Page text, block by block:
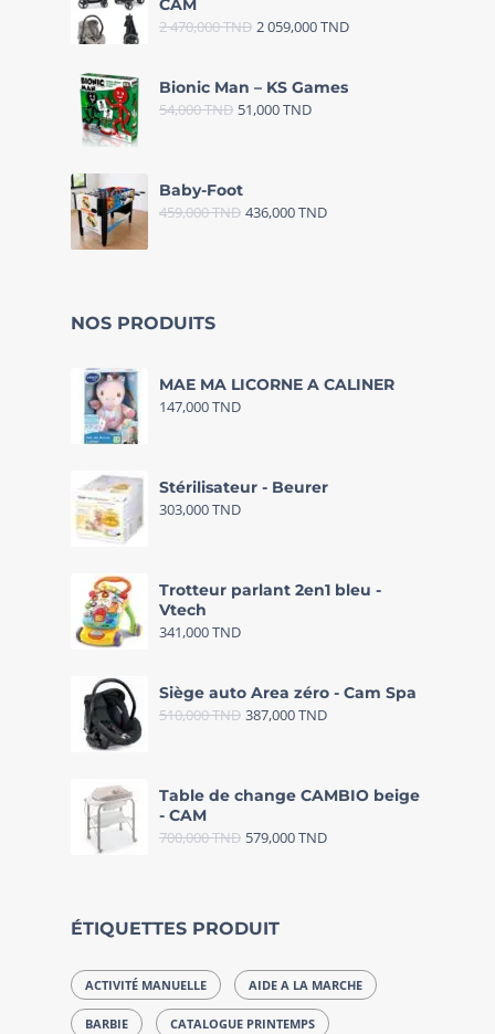
CAM
2 470,000TND 2 059,000TND
Bionic Man – KS Games
54,000TND 51,000TND
Baby-Foot
459,000TND 436,000TND
NOS PRODUITS
MAE MA LICORNE A CALINER
147,000TND
Stérilisateur - Beurer
303,000TND
Trotteur parlant 2en1 bleu -
Vtech
341,000TND
Siège auto Area zéro - Cam Spa
510,000TND 387,000TND
Table de change CAMBIO beige
- CAM
700,000TND 579,000TND
ÉTIQUETTES PRODUIT
ACTIVITÉ MANUELLE AIDE A LA MARCHE
BARBIE CATALOGUE PRINTEMPS